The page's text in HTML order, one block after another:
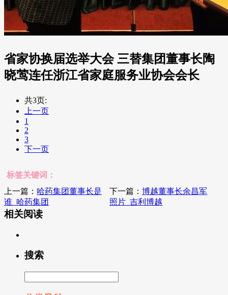
省家协换届选举大会 三替集团董事长陶
晓莺连任浙江省家庭服务业协会会长
共3页:
上一页
1
2
3
下一页
标签关键词：
上一篇： 哈药集团董事长是
谁_哈药集团
下一篇：博越董事长余昌军
照片_吉利博越
相关阅读
搜索